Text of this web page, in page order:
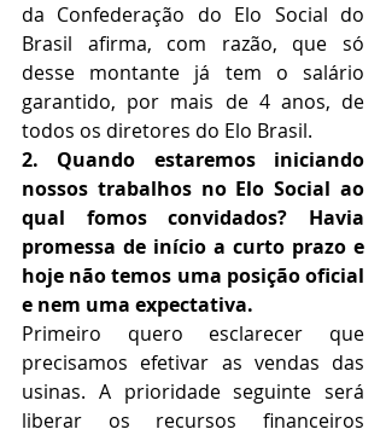
da Confederação do Elo Social do
Brasil afirma, com razão, que só
desse montante já tem o salário
garantido, por mais de 4 anos, de
todos os diretores do Elo Brasil.
2. Quando estaremos iniciando
nossos trabalhos no Elo Social ao
qual fomos convidados? Havia
promessa de início a curto prazo e
hoje não temos uma posição oficial
e nem uma expectativa.
Primeiro quero esclarecer que
precisamos efetivar as vendas das
usinas. A prioridade seguinte será
liberar os recursos financeiros